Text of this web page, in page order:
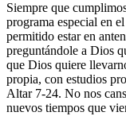
Siempre que
programa especial en
permitido estar en
preguntándole a Dios
que Dios quiere
propia, con estudios
Altar 7-24. No nos
nuevos tiempos que